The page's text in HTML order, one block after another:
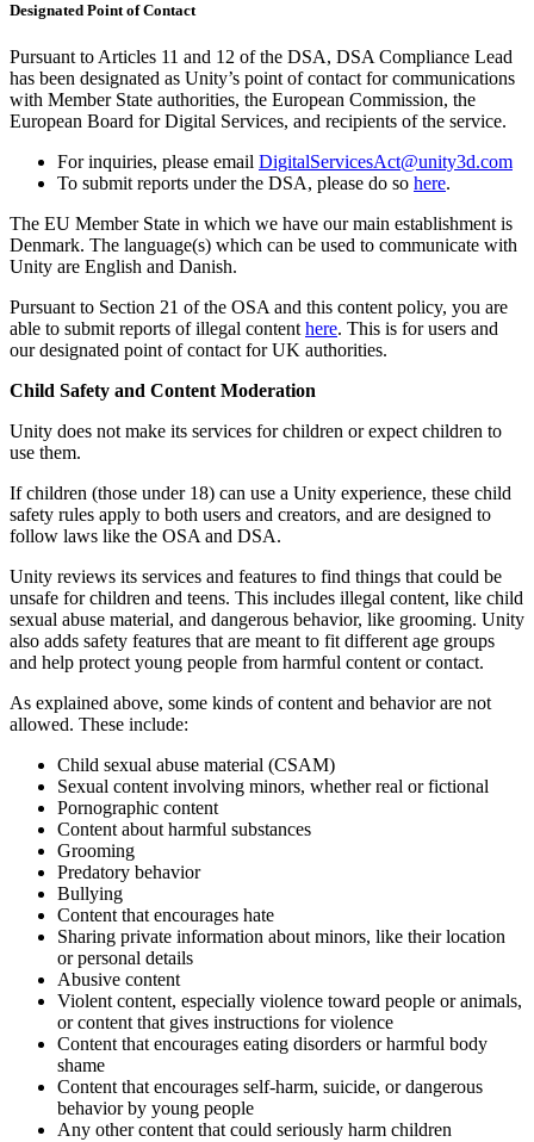
Designated Point of Contact
Pursuant to Articles 11 and 12 of the DSA, DSA Compliance Lead
has been designated as Unity’s point of contact for communications
with Member State authorities, the European Commission, the
European Board for Digital Services, and recipients of the service.
For inquiries, please email DigitalServicesAct@unity3d.com
To submit reports under the DSA, please do so here.
The EU Member State in which we have our main establishment is
Denmark. The language(s) which can be used to communicate with
Unity are English and Danish.
Pursuant to Section 21 of the OSA and this content policy, you are
able to submit reports of illegal content here. This is for users and
our designated point of contact for UK authorities.
Child Safety and Content Moderation
Unity does not make its services for children or expect children to
use them.
If children (those under 18) can use a Unity experience, these child
safety rules apply to both users and creators, and are designed to
follow laws like the OSA and DSA.
Unity reviews its services and features to find things that could be
unsafe for children and teens. This includes illegal content, like child
sexual abuse material, and dangerous behavior, like grooming. Unity
also adds safety features that are meant to fit different age groups
and help protect young people from harmful content or contact.
As explained above, some kinds of content and behavior are not
allowed. These include:
Child sexual abuse material (CSAM)
Sexual content involving minors, whether real or fictional
Pornographic content
Content about harmful substances
Grooming
Predatory behavior
Bullying
Content that encourages hate
Sharing private information about minors, like their location
or personal details
Abusive content
Violent content, especially violence toward people or animals,
or content that gives instructions for violence
Content that encourages eating disorders or harmful body
shame
Content that encourages self-harm, suicide, or dangerous
behavior by young people
Any other content that could seriously harm children